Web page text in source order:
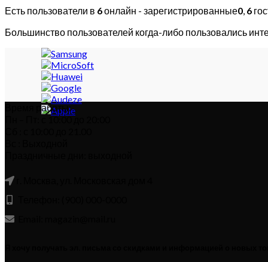
Есть пользователи в 6онлайн - зарегистрированные0, 6
Большинство пользователей когда-либо пользовались
Время работы:
Пн – Пт: с 10:00 до 20:00